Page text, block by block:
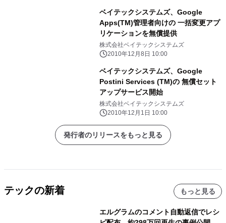
ベイテックシステムズ、Google
Apps(TM)管理者向けの 一括変更アプ
リケーションを無償提供
株式会社ベイテックシステムズ
2010年12月8日 10:00
ベイテックシステムズ、Google
Postini Services (TM)の 無償セット
アップサービス開始
株式会社ベイテックシステムズ
2010年12月1日 10:00
発行者のリリースをもっと見る
テックの新着 もっと見る
エルグラムのコメント自動返信でレシ